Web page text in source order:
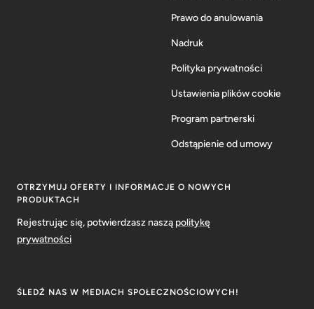
Prawo do anulowania
Nadruk
Polityka prywatności
Ustawienia plików cookie
Program partnerski
Odstąpienie od umowy
OTRZYMUJ OFERTY I INFORMACJE O NOWYCH
PRODUKTACH
Rejestrując się, potwierdzasz naszą politykę
prywatności
ŚLEDŹ NAS W MEDIACH SPOŁECZNOŚCIOWYCH!